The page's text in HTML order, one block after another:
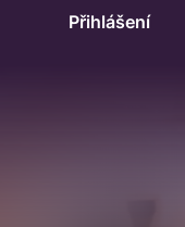
Přihlášení